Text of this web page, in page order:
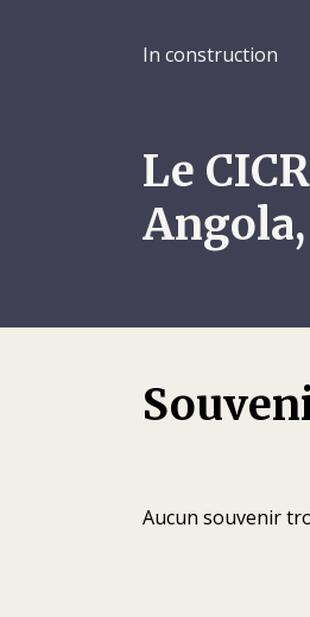
In construction
Le
Angola,
Aucun souvenir